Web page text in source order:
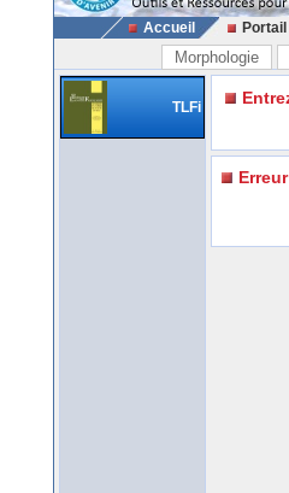
Accueil
Morphologie
TLFi
Erreur